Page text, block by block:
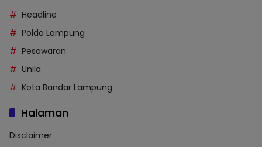
Headline
Polda Lampung
Pesawaran
Unila
Kota Bandar Lampung
Halaman
Disclaimer